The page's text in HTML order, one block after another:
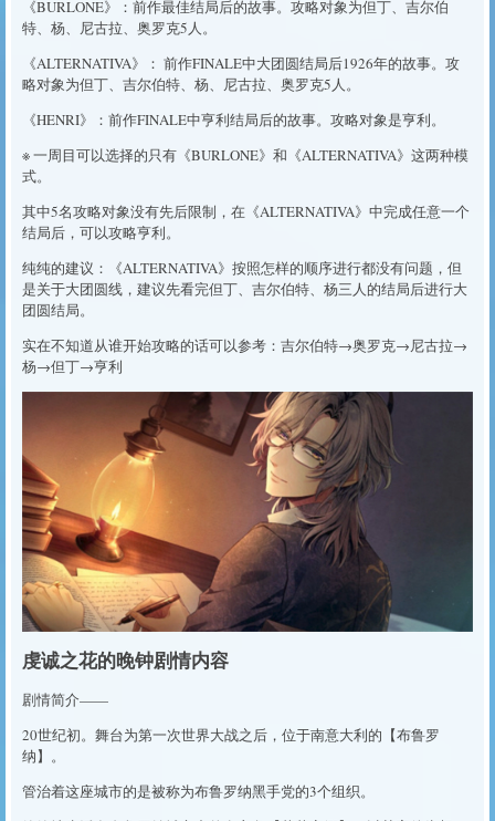
《BURLONE》：前作最佳结局后的故事。攻略对象为但丁、吉尔伯
特、杨、尼古拉、奥罗克5人。
《ALTERNATIVA》： 前作FINALE中大团圆结局后1926年的故事。攻
略对象为但丁、吉尔伯特、杨、尼古拉、奥罗克5人。
《HENRI》：前作FINALE中亨利结局后的故事。攻略对象是亨利。
※ 一周目可以选择的只有《BURLONE》和《ALTERNATIVA》这两种模
式。
其中5名攻略对象没有先后限制，在《ALTERNATIVA》中完成任意一个
结局后，可以攻略亨利。
纯纯的建议：《ALTERNATIVA》按照怎样的顺序进行都没有问题，但
是关于大团圆线，建议先看完但丁、吉尔伯特、杨三人的结局后进行大
团圆结局。
实在不知道从谁开始攻略的话可以参考：吉尔伯特→奥罗克→尼古拉→
杨→但丁→亨利
虔诚之花的晚钟剧情内容
剧情简介——
20世纪初。舞台为第一次世界大战之后，位于南意大利的【布鲁罗
纳】。
管治着这座城市的是被称为布鲁罗纳黑手党的3个组织。